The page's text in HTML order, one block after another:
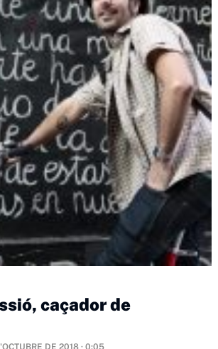
caçador de
DE 2018 · 0:05